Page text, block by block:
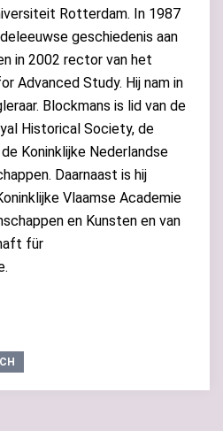
Rotterdam. In 1987
geschiedenis aan
in 2002 rector van het
Advanced Study. Hij nam in
Blockmans is lid van de
Historical Society, de
Koninklijke Nederlandse
Daarnaast is hij
Vlaamse Academie
en Kunsten en van
für